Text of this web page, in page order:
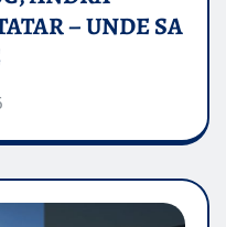
– UNDE SA